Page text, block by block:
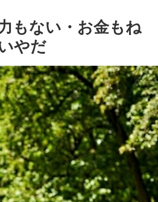
もない・お金もね
やだ